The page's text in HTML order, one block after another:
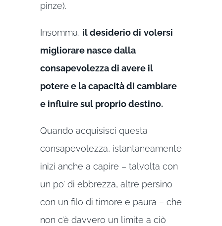
pinze).
Insomma, il desiderio di volersi
migliorare nasce dalla
consapevolezza di avere il
potere e la capacità di cambiare
e influire sul proprio destino.
Quando acquisisci questa
consapevolezza, istantaneamente
inizi anche a capire – talvolta con
un po’ di ebbrezza, altre persino
con un filo di timore e paura – che
non c’è davvero un limite a ciò